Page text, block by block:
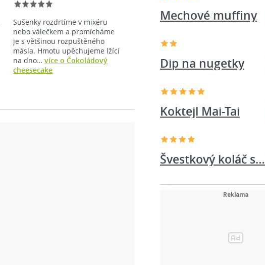
Sušenky rozdrtíme v mixéru
nebo válečkem a promícháme
je s většinou rozpuštěného
másla. Hmotu upěchujeme lžící
na dno…více o Čokoládový
cheesecake
Mechové muffiny
Švestkový koláč s…
Dip na nugetky
Koktejl Mai-Tai